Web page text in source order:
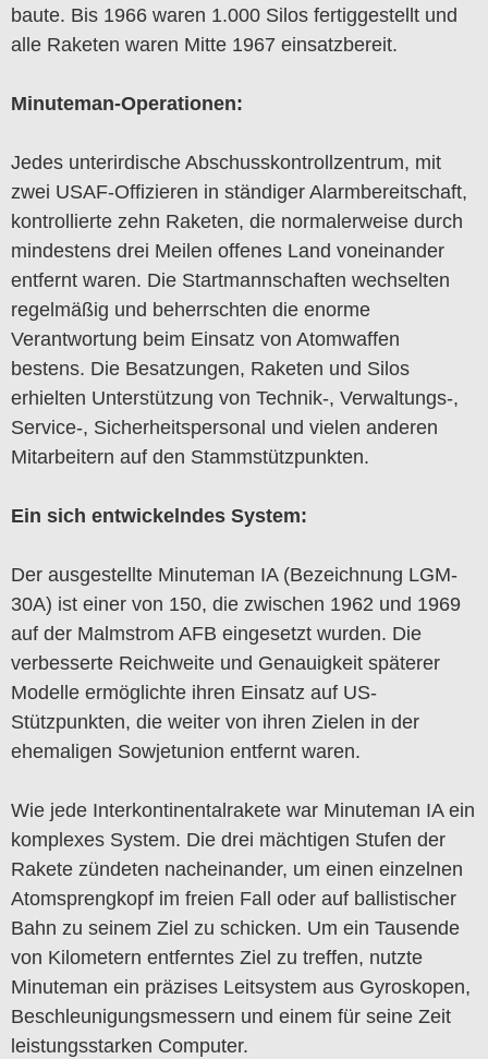
baute. Bis 1966 waren 1.000 Silos fertiggestellt und
alle Raketen waren Mitte 1967 einsatzbereit.
Minuteman-Operationen:
Jedes unterirdische Abschusskontrollzentrum, mit
zwei USAF-Offizieren in ständiger Alarmbereitschaft,
kontrollierte zehn Raketen, die normalerweise durch
mindestens drei Meilen offenes Land voneinander
entfernt waren. Die Startmannschaften wechselten
regelmäßig und beherrschten die enorme
Verantwortung beim Einsatz von Atomwaffen
bestens. Die Besatzungen, Raketen und Silos
erhielten Unterstützung von Technik-, Verwaltungs-,
Service-, Sicherheitspersonal und vielen anderen
Mitarbeitern auf den Stammstützpunkten.
Ein sich entwickelndes System:
Der ausgestellte Minuteman IA (Bezeichnung LGM-
30A) ist einer von 150, die zwischen 1962 und 1969
auf der Malmstrom AFB eingesetzt wurden. Die
verbesserte Reichweite und Genauigkeit späterer
Modelle ermöglichte ihren Einsatz auf US-
Stützpunkten, die weiter von ihren Zielen in der
ehemaligen Sowjetunion entfernt waren.
Wie jede Interkontinentalrakete war Minuteman IA ein
komplexes System. Die drei mächtigen Stufen der
Rakete zündeten nacheinander, um einen einzelnen
Atomsprengkopf im freien Fall oder auf ballistischer
Bahn zu seinem Ziel zu schicken. Um ein Tausende
von Kilometern entferntes Ziel zu treffen, nutzte
Minuteman ein präzises Leitsystem aus Gyroskopen,
Beschleunigungsmessern und einem für seine Zeit
leistungsstarken Computer.